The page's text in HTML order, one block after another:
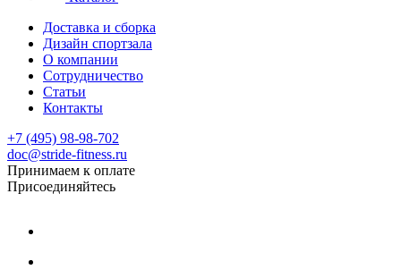
Доставка и сборка
Дизайн спортзала
О компании
Сотрудничество
Статьи
Контакты
+7 (495) 98-98-702
doc@stride-fitness.ru
Принимаем к оплате
Присоединяйтесь